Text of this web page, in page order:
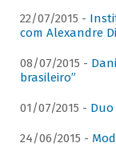
22/07/2015 -
com Alexandre
08/07/2015 -
brasileiro”
01/07/2015 -
24/06/2015 -